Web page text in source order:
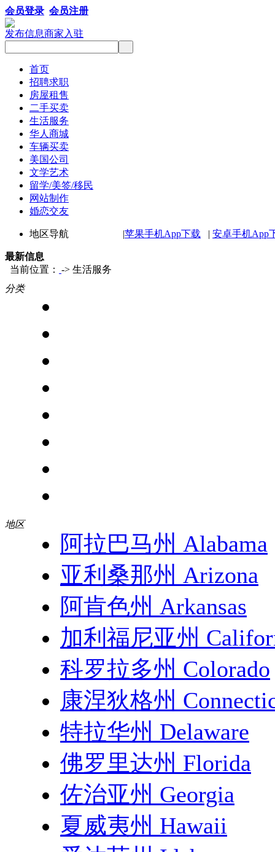
会员登录 会员注册
发布信息商家入驻
首页
招聘求职
房屋租售
二手买卖
生活服务
华人商城
车辆买卖
美国公司
文学艺术
留学/美签/移民
网站制作
婚恋交友
地区导航 |苹果手机App下载 | 安卓手机App
最新信息
当前位置：
-> 生活服务
分类
地区
阿拉巴马州 Alabama
亚利桑那州 Arizona
阿肯色州 Arkansas
加利福尼亚州
科罗拉多州 Colorado
康涅狄格州
特拉华州 Delaware
佛罗里达州 Florida
佐治亚州 Georgia
夏威夷州 Hawaii